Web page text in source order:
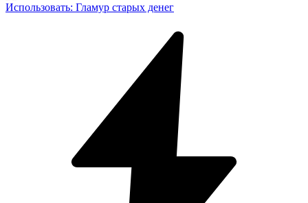
Использовать: Гламур старых денег